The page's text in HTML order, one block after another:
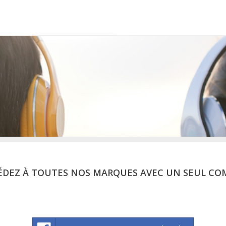
À TOUTES NOS MARQUES AVEC UN SEUL